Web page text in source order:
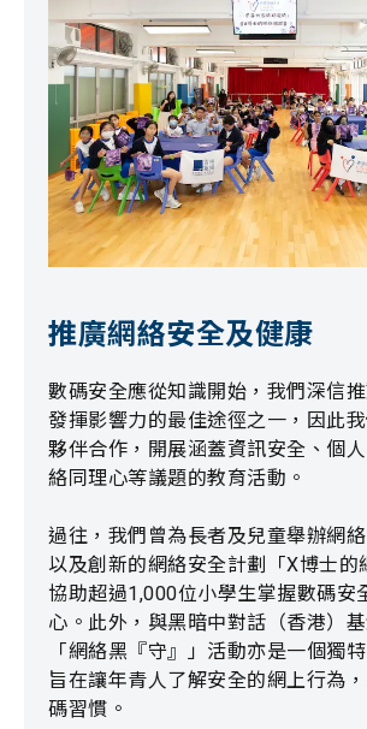
推廣網絡安全及健康
數碼安全應從知識開始，我們深信
發揮影響力的最佳途徑之一，因此
夥伴合作，開展涵蓋資訊安全、個
絡同理心等議題的教育活動。
過往，我們曾為長者及兒童舉辦網絡
以及創新的網絡安全計劃「X博士的
協助超過1,000位小學生掌握數碼安
心。此外，與黑暗中對話（香港）
「網絡黑『守』」活動亦是一個獨
旨在讓年青人了解安全的網上行為
碼習慣。